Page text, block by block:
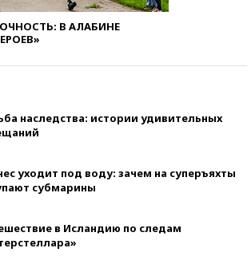
В АЛАБИНЕ
наследства: истории удивительных
уходит под воду: зачем на суперъяхты
субмарины
в Исландию по следам